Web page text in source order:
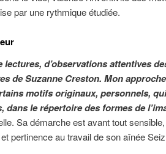
par une rythmique étudiée.
lectures, d’observations attentives
de Suzanne Creston. Mon
motifs originaux, personnels,
dans le répertoire des formes de
Sa démarche est avant tout
pertinence au travail de son aînée